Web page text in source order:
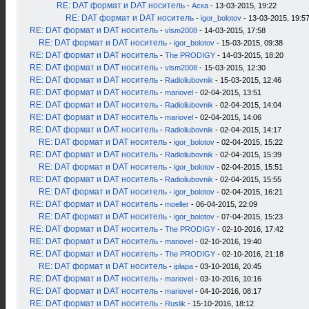
RE: DAT формат и DAT носитель - Аска - 13-03-2015, 19:22
RE: DAT формат и DAT носитель - igor_bolotov - 13-03-2015, 19:57
RE: DAT формат и DAT носитель - vlsm2008 - 14-03-2015, 17:58
RE: DAT формат и DAT носитель - igor_bolotov - 15-03-2015, 09:38
RE: DAT формат и DAT носитель - The PRODIGY - 14-03-2015, 18:20
RE: DAT формат и DAT носитель - vlsm2008 - 15-03-2015, 12:30
RE: DAT формат и DAT носитель - Radioliubovnik - 15-03-2015, 12:46
RE: DAT формат и DAT носитель - mariovel - 02-04-2015, 13:51
RE: DAT формат и DAT носитель - Radioliubovnik - 02-04-2015, 14:04
RE: DAT формат и DAT носитель - mariovel - 02-04-2015, 14:06
RE: DAT формат и DAT носитель - Radioliubovnik - 02-04-2015, 14:17
RE: DAT формат и DAT носитель - igor_bolotov - 02-04-2015, 15:22
RE: DAT формат и DAT носитель - Radioliubovnik - 02-04-2015, 15:39
RE: DAT формат и DAT носитель - igor_bolotov - 02-04-2015, 15:51
RE: DAT формат и DAT носитель - Radioliubovnik - 02-04-2015, 15:55
RE: DAT формат и DAT носитель - igor_bolotov - 02-04-2015, 16:21
RE: DAT формат и DAT носитель - moeller - 06-04-2015, 22:09
RE: DAT формат и DAT носитель - igor_bolotov - 07-04-2015, 15:23
RE: DAT формат и DAT носитель - The PRODIGY - 02-10-2016, 17:42
RE: DAT формат и DAT носитель - mariovel - 02-10-2016, 19:40
RE: DAT формат и DAT носитель - The PRODIGY - 02-10-2016, 21:18
RE: DAT формат и DAT носитель - iplapa - 03-10-2016, 20:45
RE: DAT формат и DAT носитель - mariovel - 03-10-2016, 10:16
RE: DAT формат и DAT носитель - mariovel - 04-10-2016, 08:17
RE: DAT формат и DAT носитель - Ruslik - 15-10-2016, 18:12